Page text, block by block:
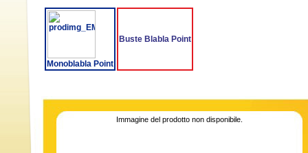
Monoblabla Point
Buste Blabla Point
Immagine del prodotto non disponibile.